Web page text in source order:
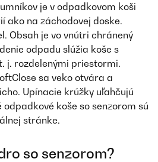
je v odpadkovom koši
ako na záchodovej doske.
Obsah je vo vnútri chránený
odpadu slúžia koše s
j. rozdelenými priestormi.
sa veko otvára a
Upínacie krúžky uľahčujú
koše so senzorom sú
stránke.
so senzorom?